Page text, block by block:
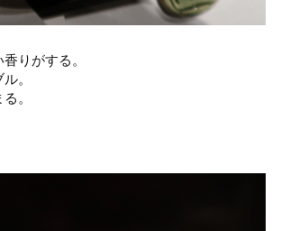
りがする。
。
。